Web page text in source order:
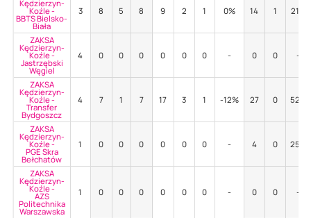
Kędzierzyn-
Koźle -
BBTS Bielsko-
Biała
3 8 5 8 9 2 1 0% 14 1 21%
ZAKSA
Kędzierzyn-
Koźle -
Jastrzębski
Węgiel
4 0 0 0 0 0 0 - 0 0 -
ZAKSA
Kędzierzyn-
Koźle -
Transfer
Bydgoszcz
4 7 1 7 17 3 1 -12% 27 0 52%
ZAKSA
Kędzierzyn-
Koźle -
PGE Skra
Bełchatów
1 0 0 0 0 0 0 - 4 0 25%
ZAKSA
Kędzierzyn-
Koźle -
AZS
Politechnika
Warszawska
1 0 0 0 0 0 0 - 0 0 -